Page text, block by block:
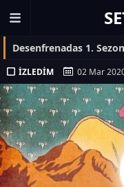
Desenfrenadas 1.
İZLEDIM 02 Mar